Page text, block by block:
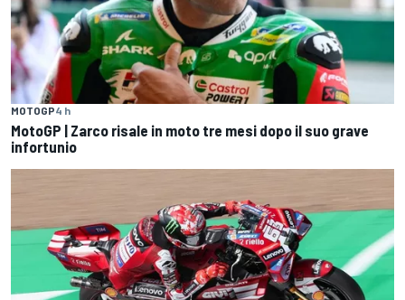
MOTOGP4 h
MotoGP | Zarco risale in moto tre mesi dopo il suo grave
infortunio